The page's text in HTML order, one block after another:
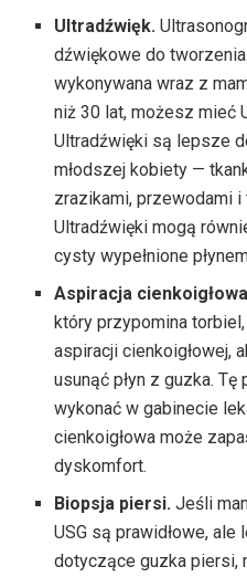
Ultradźwięk.
dźwiękowe do
wykonywana wraz z
niż 30 lat, możesz mieć
Ultradźwięki są lepsze
młodszej kobiety —
zrazikami, przewodami i
Ultradźwięki mogą
cysty wypełnione
Aspiracja
który przypomina
aspiracji cienkoigłowej,
usunąć płyn z guzka.
wykonać w gabinecie
cienkoigłowa może
dyskomfort.
Biopsja piersi. Jeśli
USG są prawidłowe, ale
dotyczące guzka piersi,